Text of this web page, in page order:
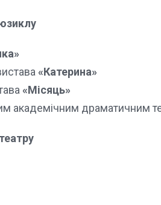
«Катерина»
«Місяць»
академічним драматичним